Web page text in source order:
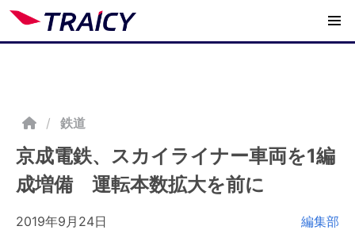
/ 鉄道
京成電鉄、スカイライナー車両を1編
成増備 運転本数拡大を前に
2019年9月24日 編集部